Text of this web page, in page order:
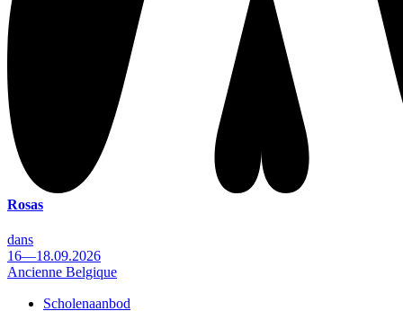
Rosas
dans
16—18.09.2026
Ancienne Belgique
Scholenaanbod